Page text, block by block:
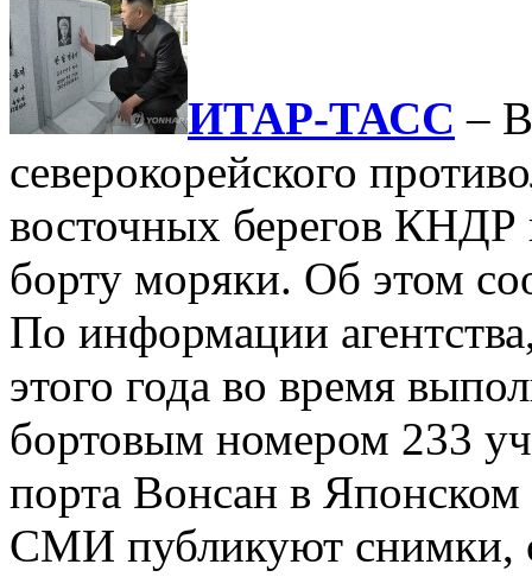
ИТАР-ТАСС – В
северокорейского
восточных берегов КНДР
борту моряки. Об этом
По информации
этого года во время
бортовым номером 233
порта Вонсан в
СМИ публикуют снимки,